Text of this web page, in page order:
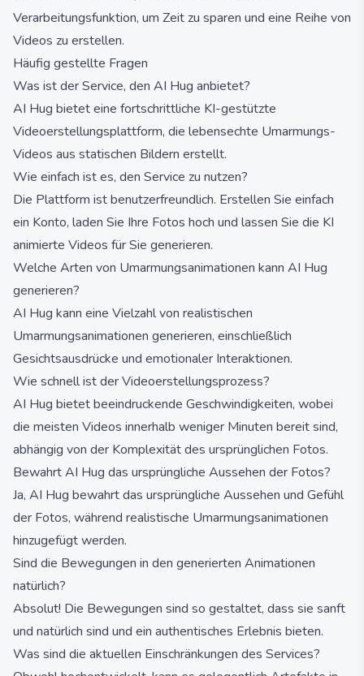
Verarbeitungsfunktion, um Zeit zu sparen und eine Reihe von
Videos zu erstellen.
Häufig gestellte Fragen
Was ist der Service, den AI Hug anbietet?
AI Hug bietet eine fortschrittliche KI-gestützte
Videoerstellungsplattform, die lebensechte Umarmungs-
Videos aus statischen Bildern erstellt.
Wie einfach ist es, den Service zu nutzen?
Die Plattform ist benutzerfreundlich. Erstellen Sie einfach
ein Konto, laden Sie Ihre Fotos hoch und lassen Sie die KI
animierte Videos für Sie generieren.
Welche Arten von Umarmungsanimationen kann AI Hug
generieren?
AI Hug kann eine Vielzahl von realistischen
Umarmungsanimationen generieren, einschließlich
Gesichtsausdrücke und emotionaler Interaktionen.
Wie schnell ist der Videoerstellungsprozess?
AI Hug bietet beeindruckende Geschwindigkeiten, wobei
die meisten Videos innerhalb weniger Minuten bereit sind,
abhängig von der Komplexität des ursprünglichen Fotos.
Bewahrt AI Hug das ursprüngliche Aussehen der Fotos?
Ja, AI Hug bewahrt das ursprüngliche Aussehen und Gefühl
der Fotos, während realistische Umarmungsanimationen
hinzugefügt werden.
Sind die Bewegungen in den generierten Animationen
natürlich?
Absolut! Die Bewegungen sind so gestaltet, dass sie sanft
und natürlich sind und ein authentisches Erlebnis bieten.
Was sind die aktuellen Einschränkungen des Services?